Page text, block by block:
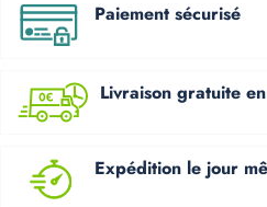
Paiement sécurisé
Livraison gratuite
Expédition le jour